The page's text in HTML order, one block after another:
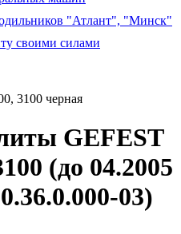
"Атлант", "Минск"
своими силами
3100 черная
GEFEST
(до 04.2005
03)